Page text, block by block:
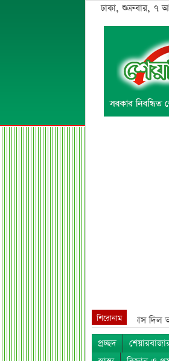
ঢাকা, শুক্রবার, ৭
শিরোনাম
তাপমাত্রা নিয়ে নতুন পূর্বাভাস দিল
প্রচ্ছদ